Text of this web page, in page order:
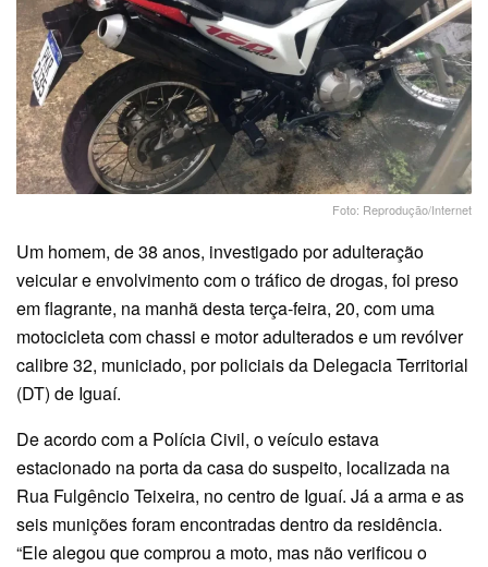
Foto: Reprodução/Internet
Um homem, de 38 anos, investigado por adulteração
veicular e envolvimento com o tráfico de drogas, foi preso
em flagrante, na manhã desta terça-feira, 20, com uma
motocicleta com chassi e motor adulterados e um revólver
calibre 32, municiado, por policiais da Delegacia Territorial
(DT) de Iguaí.
De acordo com a Polícia Civil, o veículo estava
estacionado na porta da casa do suspeito, localizada na
Rua Fulgêncio Teixeira, no centro de Iguaí. Já a arma e as
seis munições foram encontradas dentro da residência.
“Ele alegou que comprou a moto, mas não verificou o